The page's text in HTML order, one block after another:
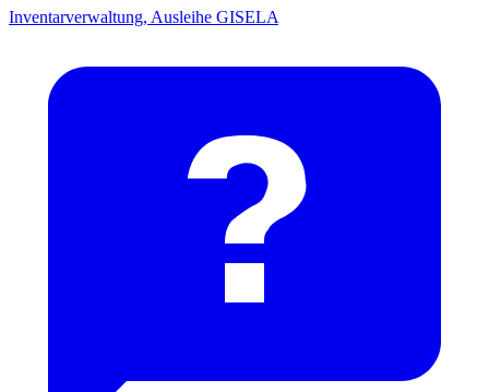
Inventarverwaltung, Ausleihe GISELA